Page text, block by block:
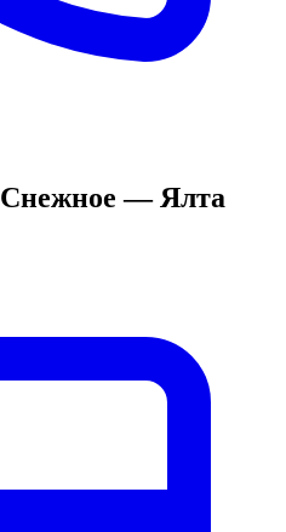
Снежное — Ялта